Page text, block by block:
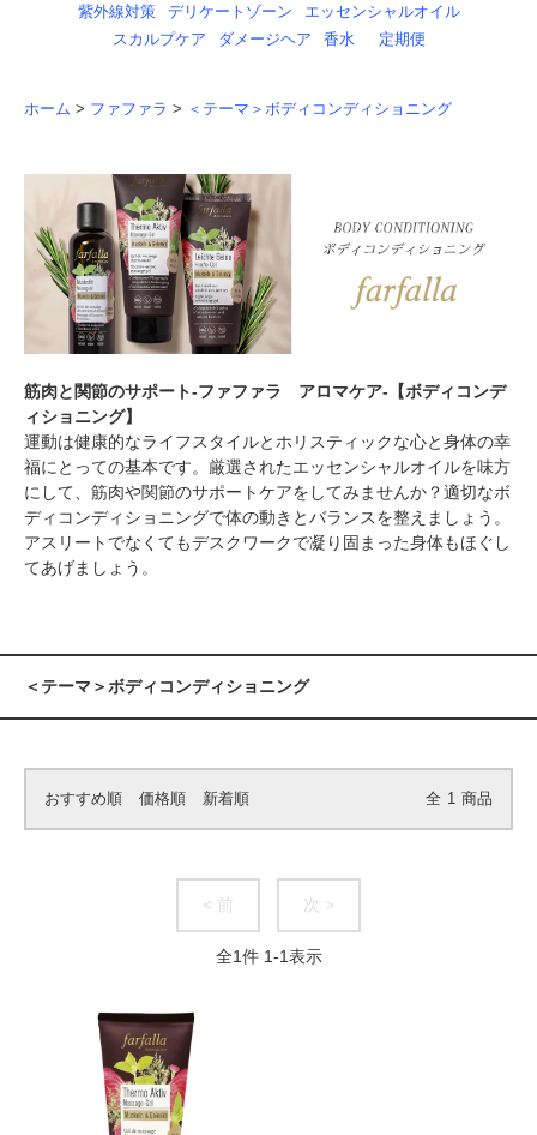
紫外線対策
デリケートゾーン
エッセンシャルオイル
スカルプケア
ダメージヘア 香水 定期便
ホーム > ファファラ > ＜テーマ＞ボディコンディショニング
筋肉と関節のサポート-ファファラ アロマケア-【ボディコンデ
ィショニング】
運動は健康的なライフスタイルとホリスティックな心と身体の幸
福にとっての基本です。厳選されたエッセンシャルオイルを味方
にして、筋肉や関節のサポートケアをしてみませんか？適切なボ
ディコンディショニングで体の動きとバランスを整えましょう。
アスリートでなくてもデスクワークで凝り固まった身体もほぐし
てあげましょう。
＜テーマ＞ボディコンディショニング
おすすめ順 価格順 新着順 全 1 商品
< 前 次 >
全1件 1-1表示